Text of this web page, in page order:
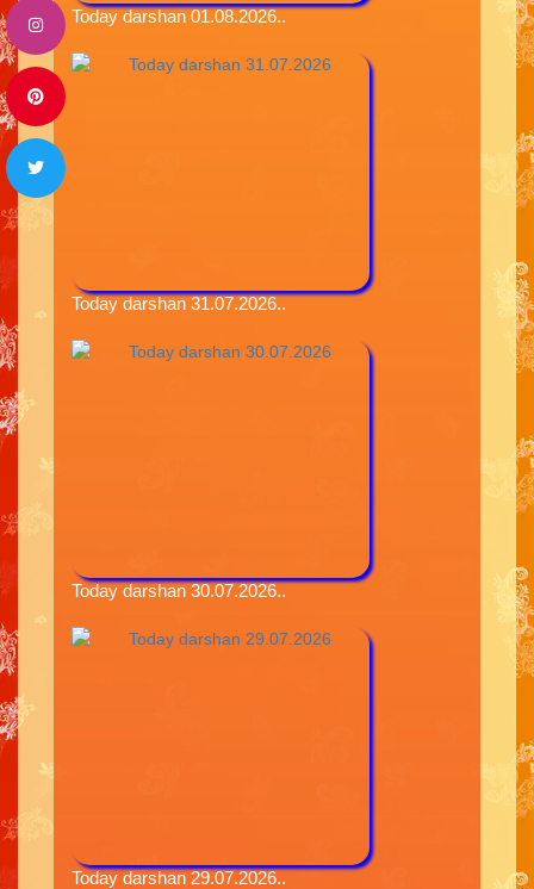
Today darshan 01.08.2026..
Today darshan 31.07.2026..
Today darshan 30.07.2026..
Today darshan 29.07.2026..